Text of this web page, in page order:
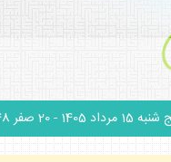
15 مرداد 1405 - 20 صفر 1448